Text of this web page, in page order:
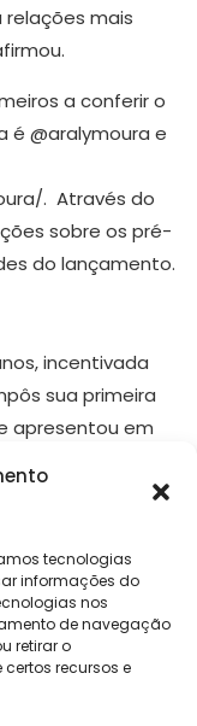
tecnologias
informações do
nos
de navegação
retirar o
recursos e
mais
a conferir o
é @aralymoura e
. Através do
sobre os pré-
do lançamento.
incentivada
sua primeira
apresentou em
“Um Dia a
com
de Música
Banquinho
Canta Barra com